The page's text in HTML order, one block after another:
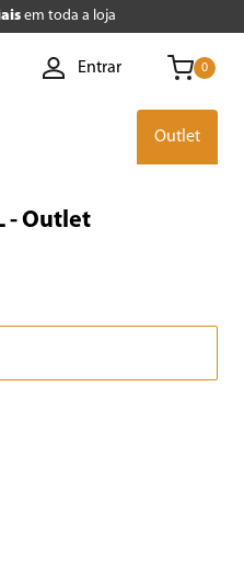
em toda a loja
Entrar 0
Outlet
- Outlet